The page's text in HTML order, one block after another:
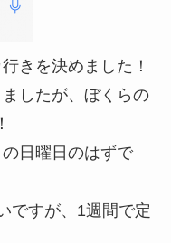
きを決めました！
したが、ぼくらの
日曜日のはずで
ですが、1週間で定